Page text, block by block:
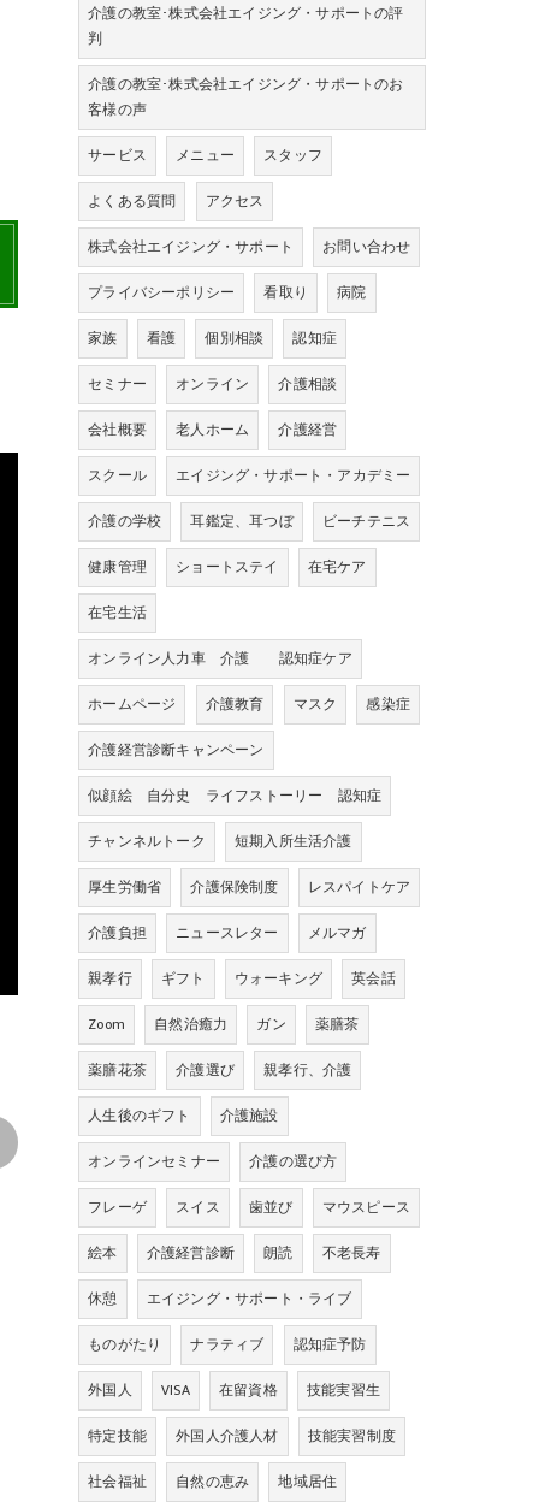
介護の教室･株式会社エイジング・サポートの評
判
介護の教室･株式会社エイジング・サポートのお
客様の声
サービス
メニュー
スタッフ
よくある質問
アクセス
株式会社エイジング・サポート
お問い合わせ
プライバシーポリシー
看取り
病院
家族
看護 個別相談
認知症
セミナー
オンライン
介護相談
会社概要
老人ホーム
介護経営
スクール
エイジング・サポート・アカデミー
介護の学校
耳鑑定、耳つぼ
ビーチテニス
健康管理
ショートステイ
在宅ケア
在宅生活
オンライン人力車 介護 認知症ケア
ホームページ
介護教育 マスク
感染症
介護経営診断キャンペーン
似顔絵 自分史 ライフストーリー 認知症
チャンネルトーク
短期入所生活介護
厚生労働省
介護保険制度
レスパイトケア
介護負担
ニュースレター
メルマガ
親孝行
ギフト ウォーキング
英会話
Zoom
自然治癒力 ガン
薬膳茶
薬膳花茶
介護選び
親孝行、介護
人生後のギフト
介護施設
オンラインセミナー
介護の選び方
フレーゲ
スイス 歯並び
マウスピース
絵本
介護経営診断 朗読
不老長寿
休憩
エイジング・サポート・ライブ
ものがたり
ナラティブ
認知症予防
外国人
VISA 在留資格
技能実習生
特定技能
外国人介護人材
技能実習制度
社会福祉
自然の恵み 地域居住